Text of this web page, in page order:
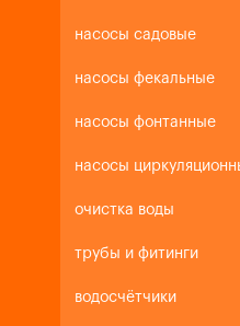
насосы садовые
насосы фекальные
насосы фонтанные
насосы
очистка воды
трубы и фитинги
водосчётчики